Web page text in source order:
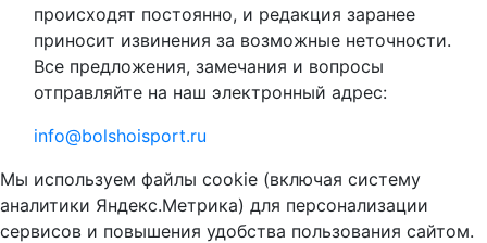
происходят постоянно, и редакция заранее
приносит извинения за возможные неточности.
Все предложения, замечания и вопросы
отправляйте на наш электронный адрес:
info@bolshoisport.ru
Мы используем файлы cookie (включая систему
аналитики Яндекс.Метрика) для персонализации
сервисов и повышения удобства пользования сайтом.